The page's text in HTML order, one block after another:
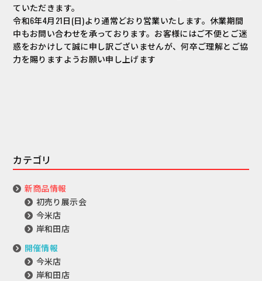
ていただきます。
令和6年4月21日(日)より通常どおり営業いたします。休業期間
中もお問い合わせを承っております。お客様にはご不便とご迷
惑をおかけして誠に申し訳ございませんが、何卒ご理解とご協
力を賜りますようお願い申し上げます
カテゴリ
新商品情報
初売り展示会
今米店
岸和田店
開催情報
今米店
岸和田店